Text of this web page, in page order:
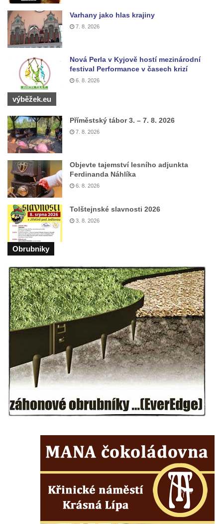
Varhany jako hlas krajiny
7. 8. 2026
Nová Perla v Kyjově hostí mezinárodní
festival Performance v časech krizí
6. 8. 2026
výběžek.eu
Příměstský tábor 3. – 7. 8. 2026
7. 8. 2026
Objevte tajemství lesního adjunkta
Ferdinanda Náhlíka
6. 8. 2026
Tolštejnské slavnosti 2026
3. 8. 2026
Obrubniky